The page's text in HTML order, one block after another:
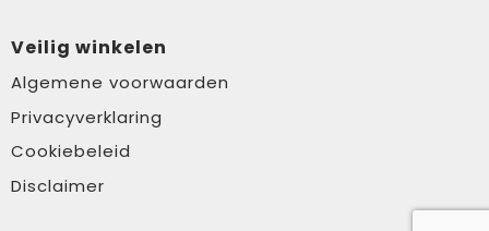
Veilig winkelen
Algemene voorwaarden
Privacyverklaring
Cookiebeleid
Disclaimer